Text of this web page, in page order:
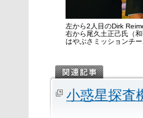
左から2人目のDirk
右から尾久土正己氏（
はやぶさミッションチ
小惑星探査